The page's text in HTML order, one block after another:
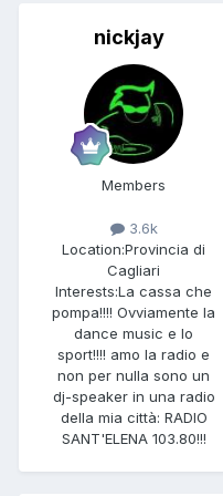
nickjay
Members
3.6k
Location:Provincia di
Cagliari
Interests:La cassa che
pompa!!!! Ovviamente la
dance music e lo
sport!!!! amo la radio e
non per nulla sono un
dj-speaker in una radio
della mia città: RADIO
SANT'ELENA 103.80!!!